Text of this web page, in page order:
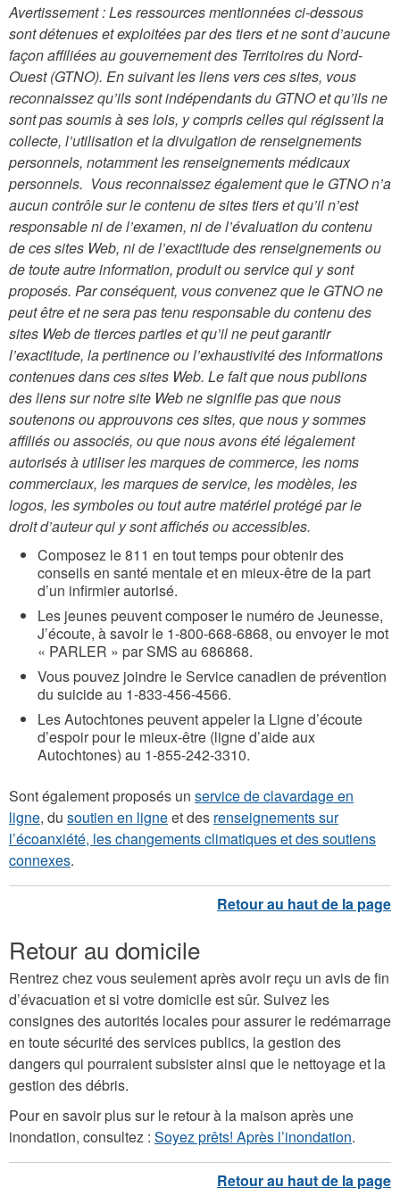
Avertissement : Les ressources mentionnées ci-dessous
sont détenues et exploitées par des tiers et ne sont d’aucune
façon affiliées au gouvernement des Territoires du Nord-
Ouest (GTNO). En suivant les liens vers ces sites, vous
reconnaissez qu’ils sont indépendants du GTNO et qu’ils ne
sont pas soumis à ses lois, y compris celles qui régissent la
collecte, l’utilisation et la divulgation de renseignements
personnels, notamment les renseignements médicaux
personnels. Vous reconnaissez également que le GTNO n’a
aucun contrôle sur le contenu de sites tiers et qu’il n’est
responsable ni de l’examen, ni de l’évaluation du contenu
de ces sites Web, ni de l’exactitude des renseignements ou
de toute autre information, produit ou service qui y sont
proposés. Par conséquent, vous convenez que le GTNO ne
peut être et ne sera pas tenu responsable du contenu des
sites Web de tierces parties et qu’il ne peut garantir
l’exactitude, la pertinence ou l’exhaustivité des informations
contenues dans ces sites Web. Le fait que nous publions
des liens sur notre site Web ne signifie pas que nous
soutenons ou approuvons ces sites, que nous y sommes
affiliés ou associés, ou que nous avons été légalement
autorisés à utiliser les marques de commerce, les noms
commerciaux, les marques de service, les modèles, les
logos, les symboles ou tout autre matériel protégé par le
droit d’auteur qui y sont affichés ou accessibles.
Composez le 811 en tout temps pour obtenir des
conseils en santé mentale et en mieux-être de la part
d’un infirmier autorisé.
Les jeunes peuvent composer le numéro de Jeunesse,
J’écoute, à savoir le 1-800-668-6868, ou envoyer le mot
« PARLER » par SMS au 686868.
Vous pouvez joindre le Service canadien de prévention
du suicide au 1-833-456-4566.
Les Autochtones peuvent appeler la Ligne d’écoute
d’espoir pour le mieux-être (ligne d’aide aux
Autochtones) au 1-855-242-3310.
Sont également proposés un service de clavardage en
ligne, du soutien en ligneet des renseignements sur
l’écoanxiété, les changements climatiques et des soutiens
connexes.
Retour au domicile
Rentrez chez vous seulement après avoir reçu un avis de fin
d’évacuation et si votre domicile est sûr. Suivez les
consignes des autorités locales pour assurer le redémarrage
en toute sécurité des services publics, la gestion des
dangers qui pourraient subsister ainsi que le nettoyage et la
gestion des débris.
Pour en savoir plus sur le retour à la maison après une
inondation, consultez : Soyez prêts! Après l’inondation.